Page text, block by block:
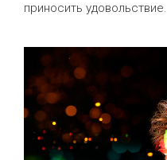
приносить удовольствие.